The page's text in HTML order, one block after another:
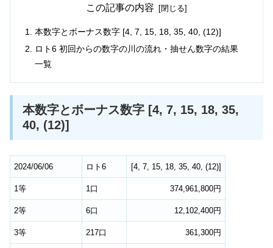
この記事の内容
本数字とボーナス数字 [4, 7, 15, 18, 35, 40, (12)]
ロト6 初回からの数字の川の流れ・抽せん数字の結果
一覧
本数字とボーナス数字 [4, 7, 15, 18, 35,
40, (12)]
2024/06/06 ロト6 [4, 7, 15, 18, 35, 40, (12)]
1等 1口 374,961,800円
2等 6口 12,102,400円
3等 217口 361,300円